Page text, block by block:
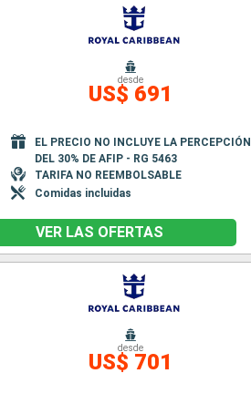
desde
US$ 691
EL PRECIO NO INCLUYE LA PERCEPCIÓN
DEL 30% DE AFIP - RG 5463
TARIFA NO REEMBOLSABLE
Comidas incluidas
VER LAS OFERTAS
desde
US$ 701